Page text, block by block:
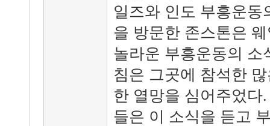
일즈와 인도 부흥운동
을 방문한 존스톤은
놀라운 부흥운동의 소
침은 그곳에 참석한
한 열망을 심어주었다
들은 이 소식을 듣고